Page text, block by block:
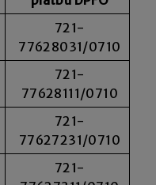
721-
77628031/0710
721-
77628111/0710
721-
77627231/0710
721-